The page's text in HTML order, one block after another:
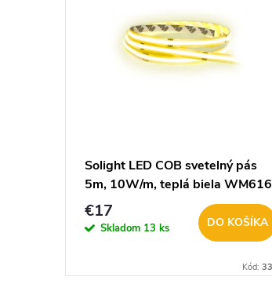
Solight LED COB svetelný pás
5m, 10W/m, teplá biela WM616
€17
Skladom 13 ks DO KOŠÍKA
Kód: